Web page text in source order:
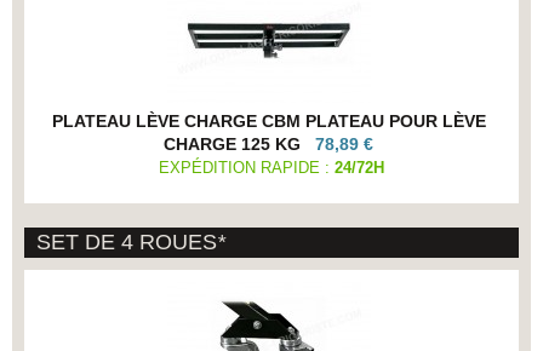
PLATEAU LÈVE CHARGE CBM PLATEAU POUR LÈVE
CHARGE 125 KG 78,89 €
EXPÉDITION RAPIDE : 24/72H
SET DE 4 ROUES*